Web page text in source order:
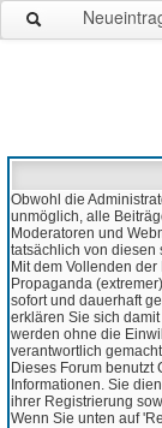
Obwohl die
unmöglich, alle
Moderatoren und
tatsächlich von diesen
Mit dem Vollenden
Propaganda
sofort und dauerhaft
erklären Sie sich
werden ohne die
verantwortlich
Dieses Forum
Informationen. Sie
ihrer Registrierung
Wenn Sie unten auf